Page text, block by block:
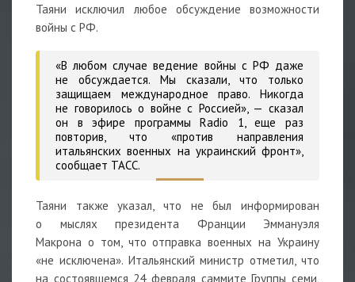
Таяни исключил любое обсуждение возможности
войны с РФ.
«В любом случае ведение войны с РФ даже
не обсуждается. Мы сказали, что только
защищаем международное право. Никогда
не говорилось о войне с Россией», — сказал
он в эфире программы Radio 1, еще раз
повторив, что «против направления
итальянских военных на украинский фронт»,
сообщает ТАСС.
Таяни также указал, что не был информирован
о мыслях президента Франции Эммануэля
Макрона о том, что отправка военных на Украину
«не исключена». Итальянский министр отметил, что
на состоявшемся 24 февраля саммите Группы семи,